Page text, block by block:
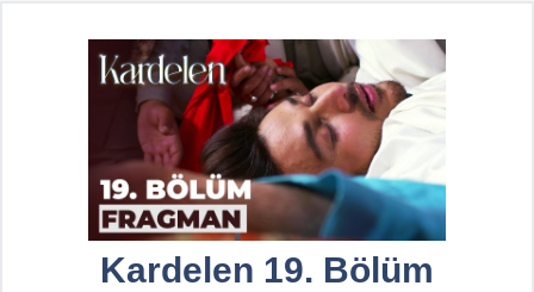
Kardelen 19. Bölüm